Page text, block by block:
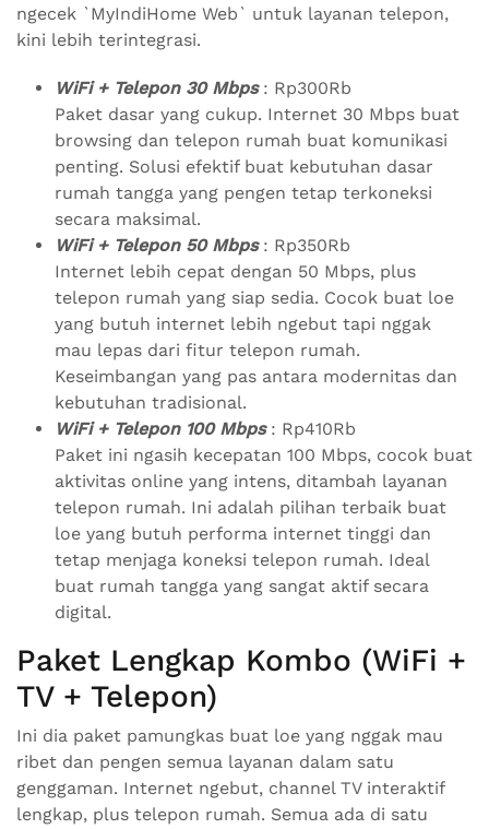
ngecek `MyIndiHome Web` untuk layanan telepon,
kini lebih terintegrasi.
WiFi + Telepon 30 Mbps: Rp300Rb
Paket dasar yang cukup. Internet 30 Mbps buat
browsing dan telepon rumah buat komunikasi
penting. Solusi efektif buat kebutuhan dasar
rumah tangga yang pengen tetap terkoneksi
secara maksimal.
WiFi + Telepon 50 Mbps: Rp350Rb
Internet lebih cepat dengan 50 Mbps, plus
telepon rumah yang siap sedia. Cocok buat loe
yang butuh internet lebih ngebut tapi nggak
mau lepas dari fitur telepon rumah.
Keseimbangan yang pas antara modernitas dan
kebutuhan tradisional.
WiFi + Telepon 100 Mbps: Rp410Rb
Paket ini ngasih kecepatan 100 Mbps, cocok buat
aktivitas online yang intens, ditambah layanan
telepon rumah. Ini adalah pilihan terbaik buat
loe yang butuh performa internet tinggi dan
tetap menjaga koneksi telepon rumah. Ideal
buat rumah tangga yang sangat aktif secara
digital.
Paket Lengkap Kombo (WiFi +
TV + Telepon)
Ini dia paket pamungkas buat loe yang nggak mau
ribet dan pengen semua layanan dalam satu
genggaman. Internet ngebut, channel TV interaktif
lengkap, plus telepon rumah. Semua ada di satu